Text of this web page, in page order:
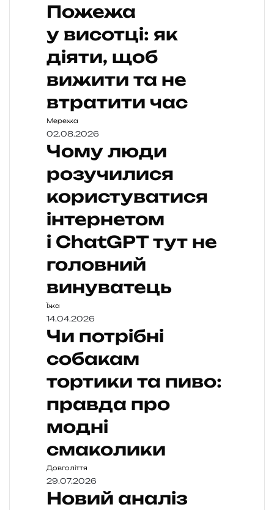
Пожежа
у висотці: як
діяти, щоб
вижити та не
втратити час
Мережа
02.08.2026
Чому люди
розучилися
користуватися
інтернетом
і ChatGPT тут не
головний
винуватець
Їжа
14.04.2026
Чи потрібні
собакам
тортики та пиво:
правда про
модні
смаколики
Довголіття
29.07.2026
Новий аналіз